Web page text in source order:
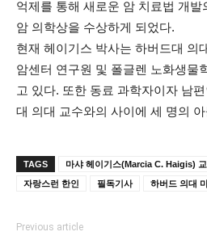
억제를 통해 새로운 암 치료법 개발
암 의학상을 수상하게 되었다.
현재 헤이기스 박사는 하버드대 의
암센터 연구원 및 폴글렌 노화생물
고 있다. 또한 동료 과학자이자 남
대 의대 교수와의 사이에 세 명의
TAGS 마샤 헤이기스(Marcia C. Haigis)
자랑스런 한인
필독기사 하버드 의대
Previous article